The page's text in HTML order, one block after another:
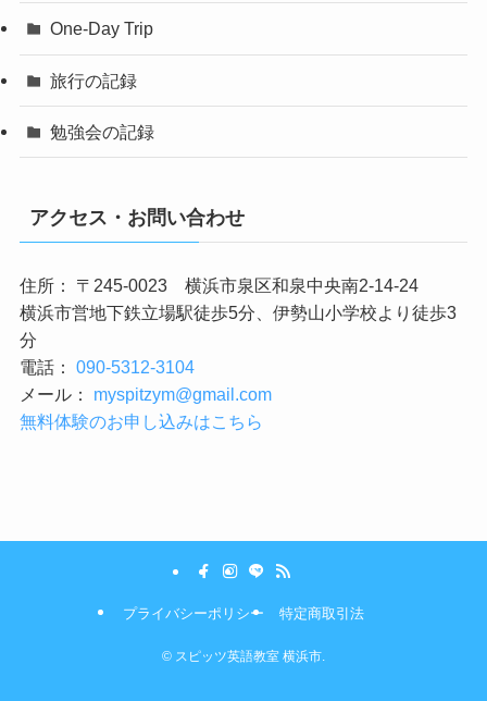
One-Day Trip
旅行の記録
勉強会の記録
アクセス・お問い合わせ
住所： 〒245-0023 横浜市泉区和泉中央南2-14-24
横浜市営地下鉄立場駅徒歩5分、伊勢山小学校より徒歩3
分
電話： 090-5312-3104
メール： myspitzym@gmail.com
無料体験のお申し込みはこちら
プライバシーポリシー 特定商取引法
© スピッツ英語教室 横浜市.